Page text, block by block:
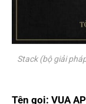
Stack (bộ giải
Tên gọi: VUA